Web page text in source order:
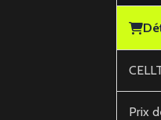
Prix